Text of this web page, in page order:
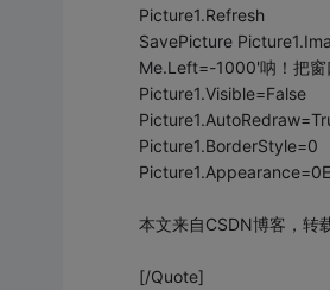
Picture1.Refresh
SavePicture
Me.Left=-1000'呐！把窗
Picture1.Visible=False
Picture1.BorderStyle=0
本文来自CSDN博客，
[/Quote]